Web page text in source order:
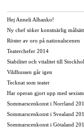
Hej Anneli Alhanko!
Ny chef söker konstnärlig
Röster av oro på nationalscenen
Teaterchefer 2014
Stabilitet och vitalitet till
Vildhussen går igen
Tecknat som teater
Har operan gjort upp med
Sommarscenkonst i Norrland
Sommarscenkonst i Svealand
Sommarscenkonst i Götaland